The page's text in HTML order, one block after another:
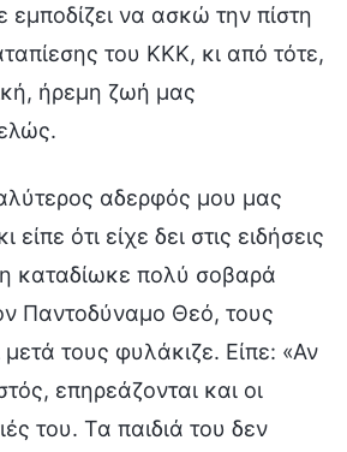
εμποδίζει να ασκώ την πίστη
του ΚΚΚ, κι από τότε,
ήρεμη ζωή μας
αδερφός μου μας
ότι είχε δει στις ειδήσεις
καταδίωκε πολύ σοβαρά
Παντοδύναμο Θεό, τους
τους φυλάκιζε. Είπε: «Αν
επηρεάζονται και οι
του. Τα παιδιά του δεν